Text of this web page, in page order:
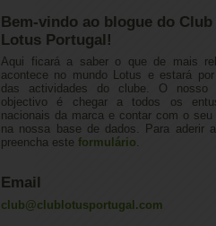
Bem-vindo ao blogue do Club
Lotus Portugal!
Aqui ficará a saber o que de mais
acontece no mundo Lotus e estará
das actividades do clube. O nosso
objectivo é chegar a todos os
nacionais da marca e contar com o seu
na nossa base de dados. Para aderir
preencha este formulário.
Email
club@clublotusportugal.com